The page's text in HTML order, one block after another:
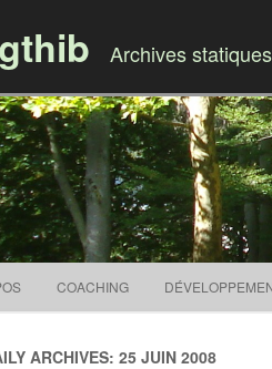
Archives
COACHING
ARCHIVES: 25 JUIN 2008